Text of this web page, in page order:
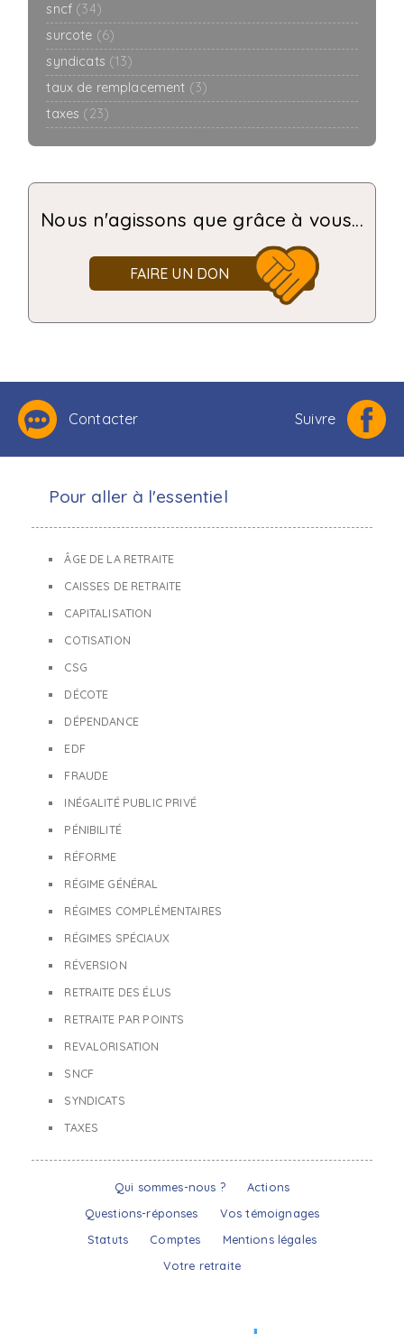
sncf (34)
surcote (6)
syndicats (13)
taux de remplacement (3)
taxes (23)
Nous n'agissons que grâce à vous...
FAIRE UN DON
Contacter Suivre
Pour aller à l'essentiel
ÂGE DE LA RETRAITE
CAISSES DE RETRAITE
CAPITALISATION
COTISATION
CSG
DÉCOTE
DÉPENDANCE
EDF
FRAUDE
INÉGALITÉ PUBLIC PRIVÉ
PÉNIBILITÉ
RÉFORME
RÉGIME GÉNÉRAL
RÉGIMES COMPLÉMENTAIRES
RÉGIMES SPÉCIAUX
RÉVERSION
RETRAITE DES ÉLUS
RETRAITE PAR POINTS
REVALORISATION
SNCF
SYNDICATS
TAXES
Qui sommes-nous ?
Actions
Questions-réponses
Vos témoignages
Statuts
Comptes
Mentions légales
Votre retraite